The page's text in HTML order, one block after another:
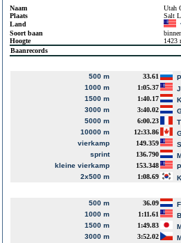
Naam
Utah
Plaats
Salt
Land
Soort baan
Hoogte
1423
Baanrecords
500 m 33.61
1000 m
1:05.37
1500 m
1:40.17
3000 m
3:40.02
5000 m
6:00.23
10000 m
12:33.86
vierkamp
149.359
sprint
136.790
kleine vierkamp
153.348
2x500 m
1:08.69
500 m 36.09
1000 m
1:11.61
1500 m
1:49.83
3000 m
3:52.02